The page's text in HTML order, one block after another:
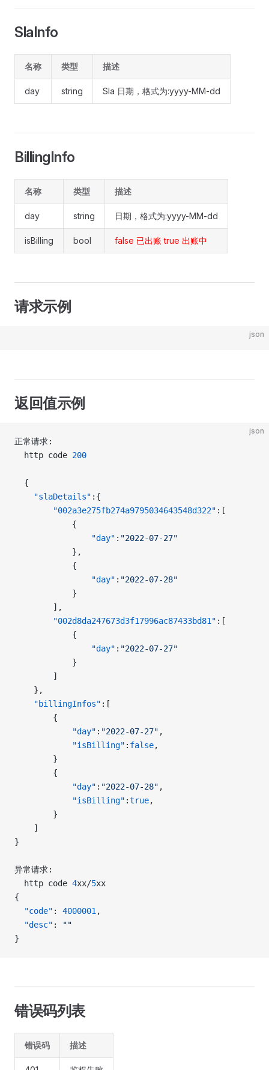
SlaInfo
名称 类型 描述
day string Sla 日期，格式为:yyyy-MM-dd
BillingInfo
名称 类型 描述
day string 日期，格式为:yyyy-MM-dd
isBilling bool false 已出账 true 出账中
请求示例
json
返回值示例
json
正常请求:
  http code
200
  {
    "slaDetails"
:{
        "002a3e275fb274a9795034643548d322"
:[
            {
                "day"
: "2022-07-27"
            },
            {
                "day"
: "2022-07-28"
            }
        ],
        "002d8da247673d3f17996ac87433bd81"
:[
            {
                "day"
: "2022-07-27"
            }
        ]
    },
    "billingInfos"
:[
        {
            "day"
: "2022-07-27" ,
            "isBilling"
: false,
        }
        {
            "day"
: "2022-07-28" ,
            "isBilling"
:true,
        }
    ]
}
异常请求:
  http code
4xx/5xx
{
  "code"
: 4000001 ,
  "desc"
:
""
}
错误码列表
错误码 描述